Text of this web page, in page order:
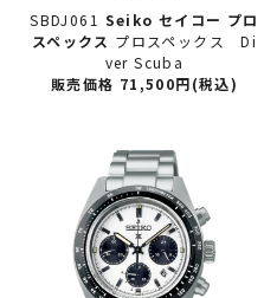
SBDJ061 Seiko セイコー プロ
スペックス プロスペックス Di
ver Scuba
販売価格 71,500円(税込)